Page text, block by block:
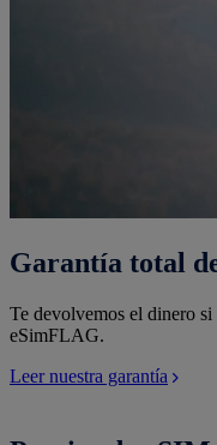
Garantía total
Te devolvemos el dinero
eSimFLAG.
Leer nuestra garantía